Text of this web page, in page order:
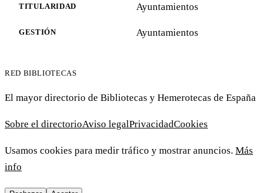
TITULARIDAD Ayuntamientos
GESTIÓN Ayuntamientos
RED BIBLIOTECAS
El mayor directorio de Bibliotecas y Hemerotecas de España
Sobre el directorioAviso legalPrivacidadCookies
Usamos cookies para medir tráfico y mostrar anuncios. Más
info